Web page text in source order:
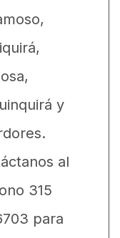
y
al
315
para